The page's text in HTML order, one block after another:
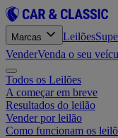
Marcas Leilões
VenderVenda o seu
Todos os Leilões
A começar em breve
Resultados do leilão
Vender por leilão
Como funcionam os